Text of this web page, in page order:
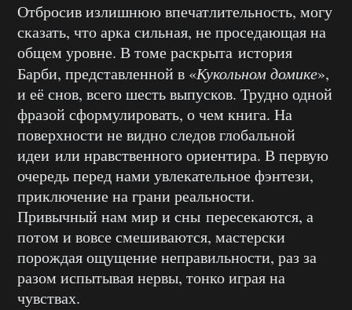
Отбросив излишнюю впечатлительность, могу
сказать, что арка сильная, не проседающая на
общем уровне. В томе раскрыта история
Барби, представленной в «Кукольном домике»,
и её снов, всего шесть выпусков. Трудно одной
фразой сформулировать, о чем книга. На
поверхности не видно следов глобальной
идеи или нравственного ориентира. В первую
очередь перед нами увлекательное фэнтези,
приключение на грани реальности.
Привычный нам мир и сны пересекаются, а
потом и вовсе смешиваются, мастерски
порождая ощущение неправильности, раз за
разом испытывая нервы, тонко играя на
чувствах.